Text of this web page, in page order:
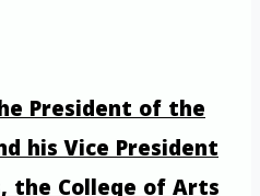
President of the
his Vice President